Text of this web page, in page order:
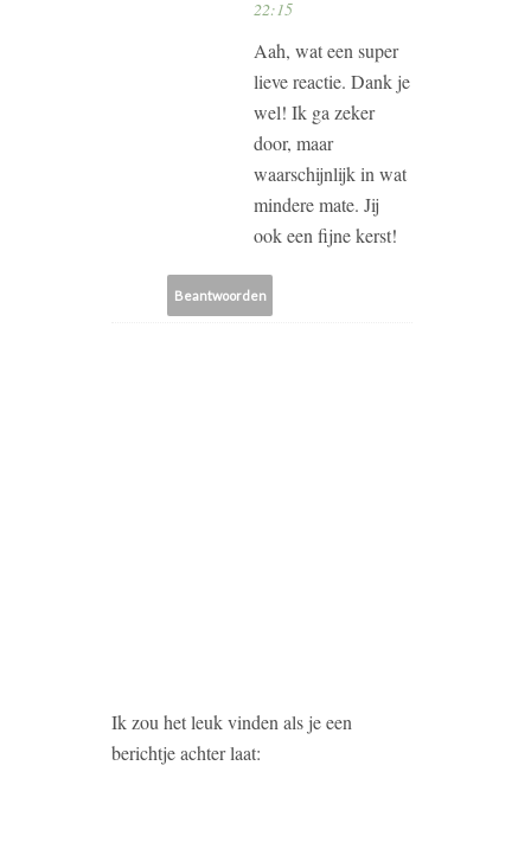
22:15
Aah, wat een super
lieve reactie. Dank je
wel! Ik ga zeker
door, maar
waarschijnlijk in wat
mindere mate. Jij
ook een fijne kerst!
Beantwoorden
Ik zou het leuk vinden als je een
berichtje achter laat: